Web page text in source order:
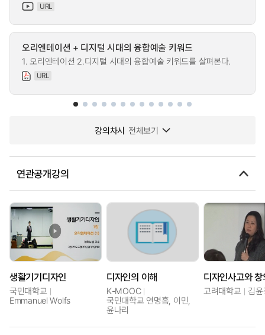
URL
오리엔테이션 + 디지털 시대의 융합예술 키워드
1. 오리엔테이션 2.디지털 시대의 융합예술 키워드를 살펴본다.
URL
강의차시 전체보기
연관공개강의
생활기기디자인
국민대학교
Emmanuel Wolfs
디자인의 이해
K-MOOC
국민대학교 연명흠, 이민,
윤나리
고려대학교 김